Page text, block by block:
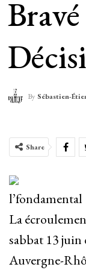
By Sébastien-
Share
l’fondamental
La
sabbat 13
Auvergne-